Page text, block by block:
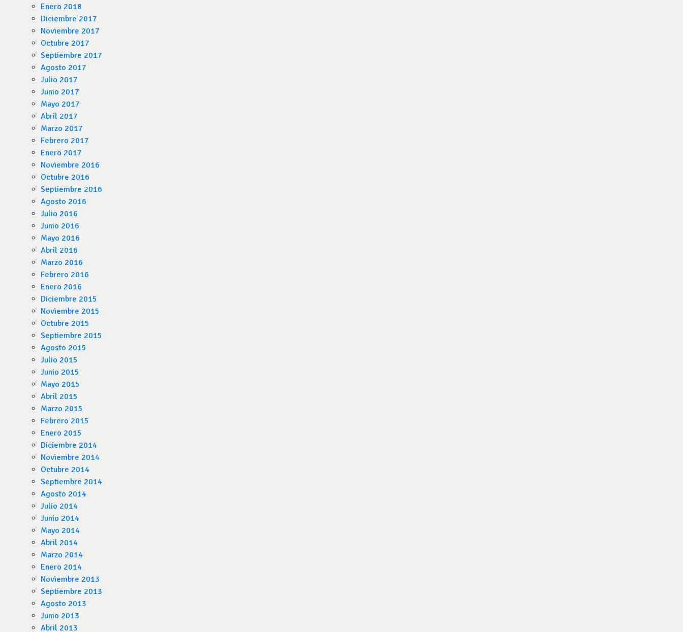
Enero 2018
Diciembre 2017
Noviembre 2017
Octubre 2017
Septiembre 2017
Agosto 2017
Julio 2017
Junio 2017
Mayo 2017
Abril 2017
Marzo 2017
Febrero 2017
Enero 2017
Noviembre 2016
Octubre 2016
Septiembre 2016
Agosto 2016
Julio 2016
Junio 2016
Mayo 2016
Abril 2016
Marzo 2016
Febrero 2016
Enero 2016
Diciembre 2015
Noviembre 2015
Octubre 2015
Septiembre 2015
Agosto 2015
Julio 2015
Junio 2015
Mayo 2015
Abril 2015
Marzo 2015
Febrero 2015
Enero 2015
Diciembre 2014
Noviembre 2014
Octubre 2014
Septiembre 2014
Agosto 2014
Julio 2014
Junio 2014
Mayo 2014
Abril 2014
Marzo 2014
Enero 2014
Noviembre 2013
Septiembre 2013
Agosto 2013
Junio 2013
Abril 2013